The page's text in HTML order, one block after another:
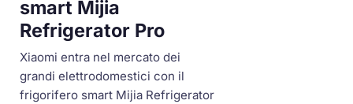
smart Mijia
Refrigerator Pro
Xiaomi entra nel mercato dei
grandi elettrodomestici con il
frigorifero smart Mijia Refrigerator